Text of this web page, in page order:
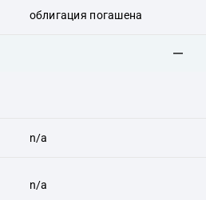
облигация погашена
n/a
n/a